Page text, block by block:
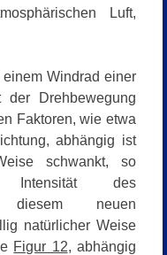
Luft,
Windrad einer
der Drehbewegung
Faktoren, wie etwa
abhängig ist
schwankt, so
des
diesem neuen
natürlicher Weise
Figur 12, abhängig